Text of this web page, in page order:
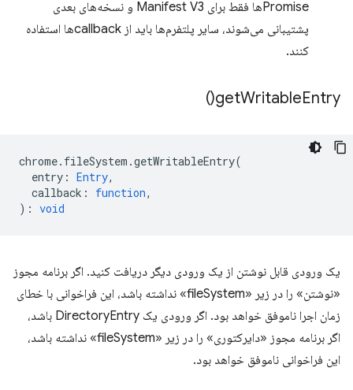
Promiseها فقط برای Manifest V3 و نسخه‌های بعدی
پشتیبانی می‌شوند، سایر پلتفرم‌ها باید از callbackها استفاده
کنند.
getWritableEntry(
)
chrome. fileSystem .getWritableEntry(
entry : Entry,
callback : function,
) : void
یک ورودی قابل نوشتن از یک ورودی دیگر دریافت کنید. اگر برنامه مجوز
«نوشتن» را در زیر «fileSystem» نداشته باشد، این فراخوانی با خطای
زمان اجرا ناموفق خواهد بود. اگر ورودی یک DirectoryEntry باشد،
اگر برنامه مجوز «دایرکتوری» را در زیر «fileSystem» نداشته باشد،
این فراخوانی ناموفق خواهد بود.